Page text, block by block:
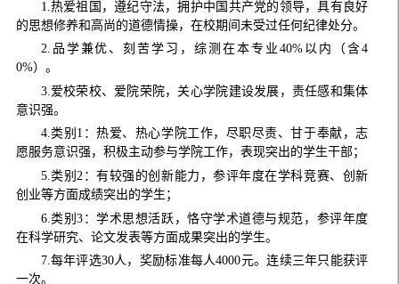
1.热爱祖国，遵纪守法，拥护中国共产党的领导，具有良好
的思想修养和高尚的道德情操，在校期间未受过任何纪律处分。
2.品学兼优、刻苦学习，综测在本专业40%以内（含4
0%）。
3.爱校荣校、爱院荣院，关心学院建设发展，责任感和集体
意识强。
4.类别1：热爱、热心学院工作，尽职尽责、甘于奉献，志
愿服务意识强，积极主动参与学院工作，表现突出的学生干部；
5.类别2：有较强的创新能力，参评年度在学科竞赛、创新
创业等方面成绩突出的学生；
6.类别3：学术思想活跃，恪守学术道德与规范，参评年度
在科学研究、论文发表等方面成果突出的学生。
7.每年评选30人，奖励标准每人4000元。连续三年只能获评
一次。